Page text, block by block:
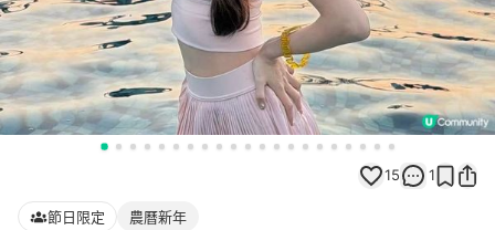
15 1
節日限定 農曆新年